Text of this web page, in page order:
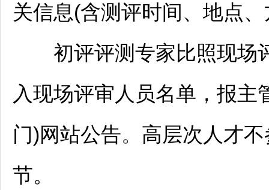
关信息(含测评时间、地点
初评评测专家比照现场
入现场评审人员名单，报
门)网站公告。高层次人才
节。